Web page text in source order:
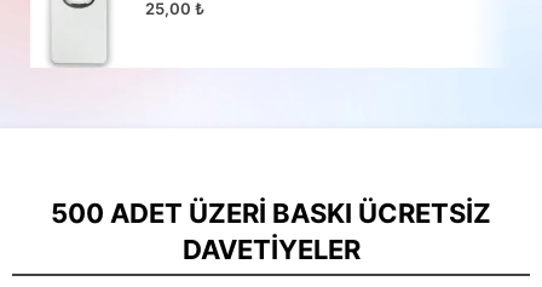
25,00₺
500 ADET ÜZERI BASKI ÜCRETSIZ
DAVETIYELER